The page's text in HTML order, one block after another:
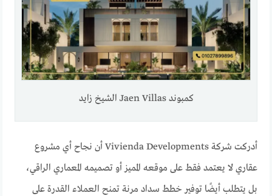
كمبوند Jaen Villas الشيخ زايد
أدركت شركة Vivienda Developments أن نجاح أي مشروع
عقاري لا يعتمد فقط على موقعه المميز أو تصميمه المعماري الراقي،
بل يتطلب أيضًا توفير خطط سداد مرنة تمنح العملاء القدرة على